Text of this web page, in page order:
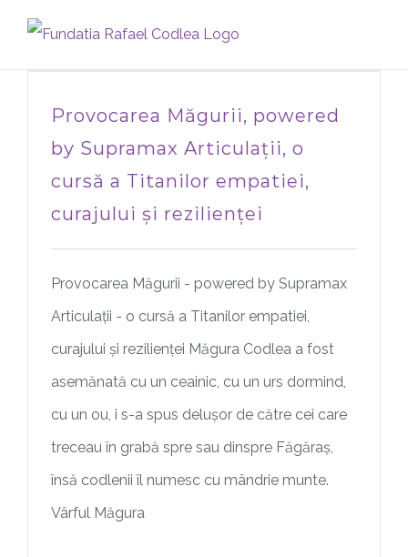
Provocarea Măgurii, powered
by Supramax Articulații, o
cursă a Titanilor empatiei,
curajului și rezilienței
Provocarea Măgurii - powered by Supramax
Articulații - o cursă a Titanilor empatiei,
curajului și rezilienței Măgura Codlea a fost
asemănată cu un ceainic, cu un urs dormind,
cu un ou, i s-a spus delușor de către cei care
treceau în grabă spre sau dinspre Făgăraș,
însă codlenii îl numesc cu mândrie munte.
Vârful Măgura